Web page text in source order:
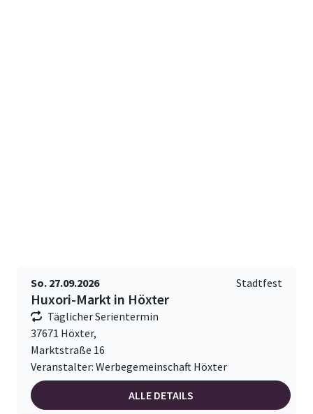
So. 27.09.2026 Stadtfest
Huxori-Markt in Höxter
Täglicher Serientermin
37671 Höxter,
Marktstraße 16
Veranstalter: Werbegemeinschaft Höxter
ALLE DETAILS